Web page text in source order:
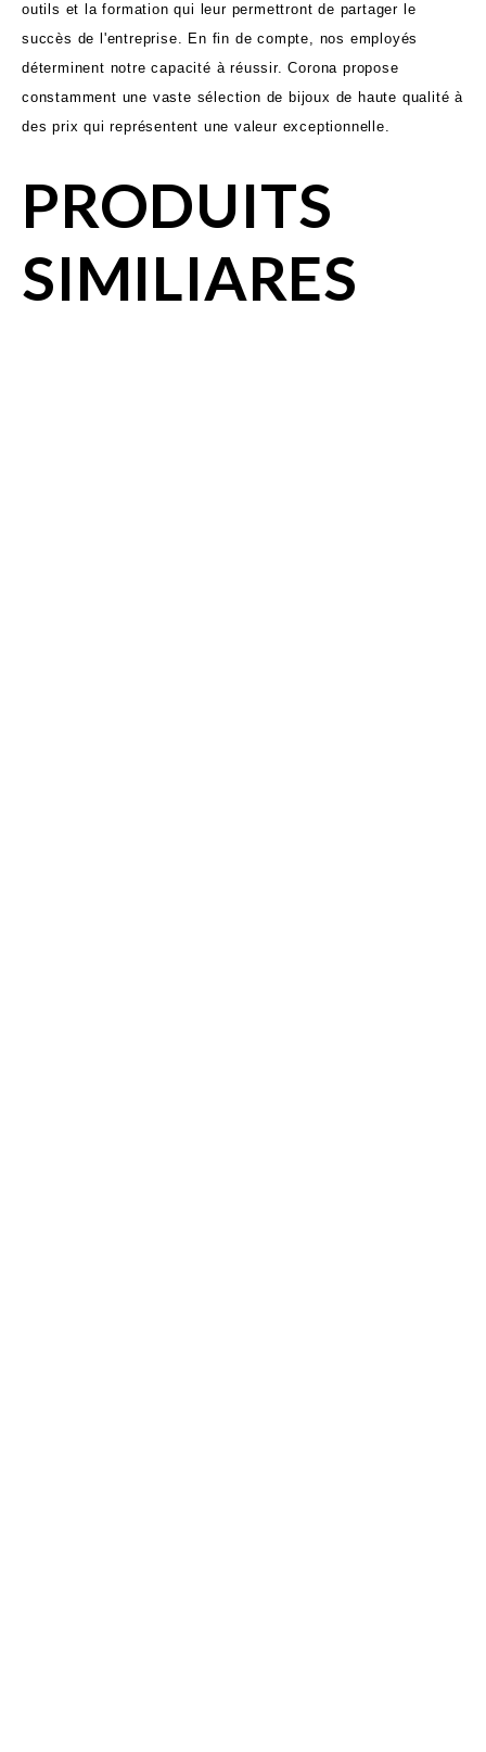
outils et la formation qui leur permettront de partager le
succès de l'entreprise. En fin de compte, nos employés
déterminent notre capacité à réussir. Corona propose
constamment une vaste sélection de bijoux de haute qualité à
des prix qui représentent une valeur exceptionnelle.
PRODUITS
SIMILIARES